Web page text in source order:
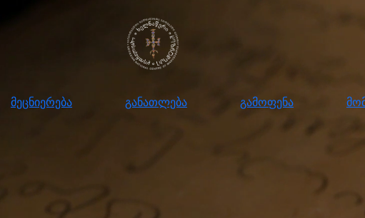
მეცნიერება განათლება გამოფენა
განათლება